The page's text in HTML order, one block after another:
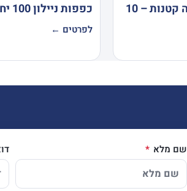
שקיות צלייה קטנות – 10
כפפות ניילון 100 יח'
לפרטים ←
שם מלא